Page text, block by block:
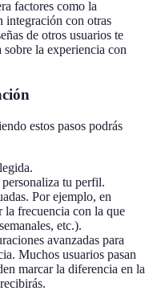
factores como la
integración con otras
de otros usuarios te
la experiencia con
estos pasos podrás
tu perfil.
Por ejemplo, en
la frecuencia con la que
etc.).
avanzadas para
Muchos usuarios pasan
marcar la diferencia en la